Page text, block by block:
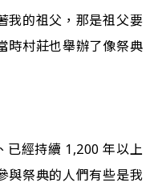
我的祖父，那是祖父要
時村莊也舉辦了像祭典
已經持續 1,200 年以上
與祭典的人們有些是我